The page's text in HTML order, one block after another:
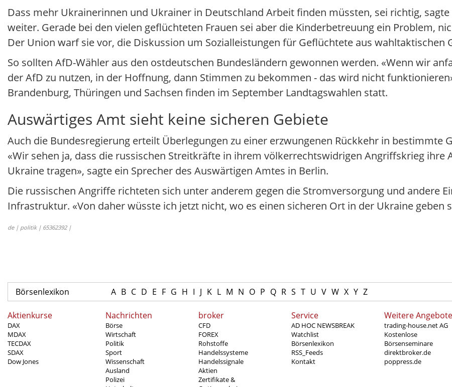
Dass mehr Ukrainerinnen und Ukrainer in Deutschland Arbeit finden müssten, sei richtig, sagte
weiter. Gerade bei den vielen geflüchteten Frauen sei aber die Kinderbetreuung ein Problem,
Der Union warf sie vor, die Diskussion um Sozialleistungen für Geflüchtete aus wahltaktischen
So sollten AfD-Wähler aus den ostdeutschen Bundesländern gewonnen werden. «Wenn wir
der AfD zu nutzen, in der Hoffnung, dann Stimmen zu bekommen - das wird nicht
Brandenburg, Thüringen und Sachsen finden im September Landtagswahlen statt.
Auswärtiges Amt sieht keine sicheren Gebiete
Auch die Bundesregierung erteilt Überlegungen zu einer erzwungenen Rückkehr in bestimmte
«Wir sehen ja, dass die russischen Streitkräfte in ihrem völkerrechtswidrigen Angriffskrieg ihre
Ukraine tragen», sagte ein Sprecher des Auswärtigen Amtes in Berlin.
Die russischen Angriffe richteten sich unter anderem gegen die Stromversorgung und andere
Infrastruktur. «Von daher wüsste ich jetzt nicht, wo es einen sicheren Ort in der Ukraine geben
de | politik | 65362392 |
Börsenlexikon A B C D E F G H I J K L M N O P Q R S T U V W X Y Z
Aktienkurse
DAX
MDAX
TECDAX
SDAX
Dow Jones
Nachrichten
Börse
Wirtschaft
Politik
Sport
Wissenschaft
Ausland
Polizei
broker
CFD
FOREX
Rohstoffe
Handelssysteme
Handelssignale
Aktien
Zertifikate &
Service
AD HOC NEWSBREAK
Watchlist
Börsenlexikon
RSS_Feeds
Kontakt
Weitere Angebote
trading-house.net AG
Kostenlose
Börsenseminare
direktbroker.de
poppress.de